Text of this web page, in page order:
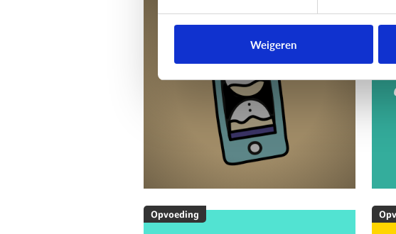
Weigeren
[Klik & Print]Als ...
dan: afspraken maken
over schermtijd!
Opvoeding